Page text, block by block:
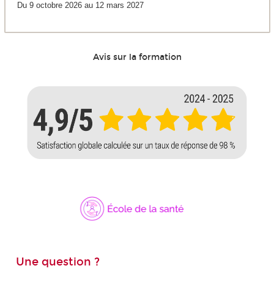
Du 9 octobre 2026 au 12 mars 2027
Avis sur la formation
Une question ?